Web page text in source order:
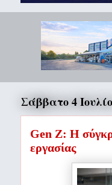
Σάββατο 4
Gen Z: Η
εργασίας